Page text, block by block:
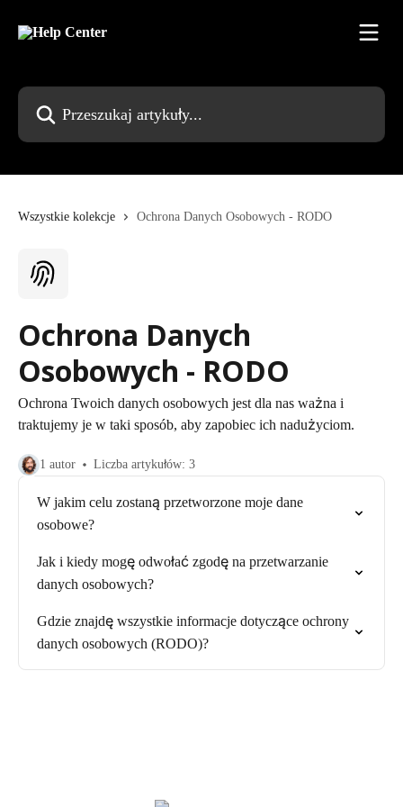
Przeszukaj artykuły...
Wszystkie kolekcje Ochrona Danych Osobowych - RODO
Ochrona Danych
Osobowych - RODO
Ochrona Twoich danych osobowych jest dla nas ważna i
traktujemy je w taki sposób, aby zapobiec ich nadużyciom.
1 autor Liczba artykułów: 3
W jakim celu zostaną przetworzone moje dane
osobowe?
Jak i kiedy mogę odwołać zgodę na przetwarzanie
danych osobowych?
Gdzie znajdę wszystkie informacje dotyczące ochrony
danych osobowych (RODO)?